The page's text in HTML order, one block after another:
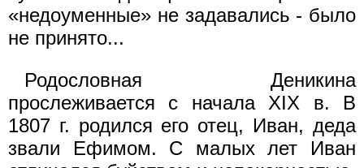
«недоуменные» не задавались - бы­ло
не принято...
Родословная Деникина
прослеживается с начала XIX в. В
1807 г. родился его отец, Иван, деда
звали Ефимом. С малых лет Иван